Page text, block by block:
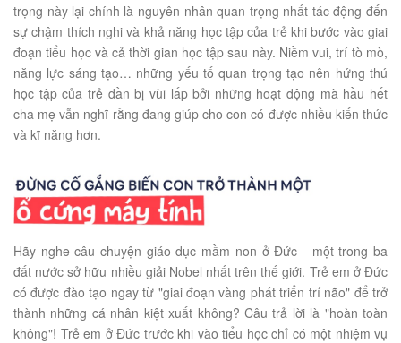
trọng này lại chính là nguyên nhân quan trọng nhất tác động đến
sự chậm thích nghi và khả năng học tập của trẻ khi bước vào giai
đoạn tiểu học và cả thời gian học tập sau này. Niềm vui, trí tò mò,
năng lực sáng tạo… những yếu tố quan trọng tạo nên hứng thú
học tập của trẻ dần bị vùi lấp bởi những hoạt động mà hầu hết
cha mẹ vẫn nghĩ rằng đang giúp cho con có được nhiều kiến thức
và kĩ năng hơn.
Hãy nghe câu chuyện giáo dục mầm non ở Đức - một trong ba
đất nước sở hữu nhiều giải Nobel nhất trên thế giới. Trẻ em ở Đức
có được đào tạo ngay từ "giai đoạn vàng phát triển trí não" để trở
thành những cá nhân kiệt xuất không? Câu trả lời là "hoàn toàn
không"! Trẻ em ở Đức trước khi vào tiểu học chỉ có một nhiệm vụ